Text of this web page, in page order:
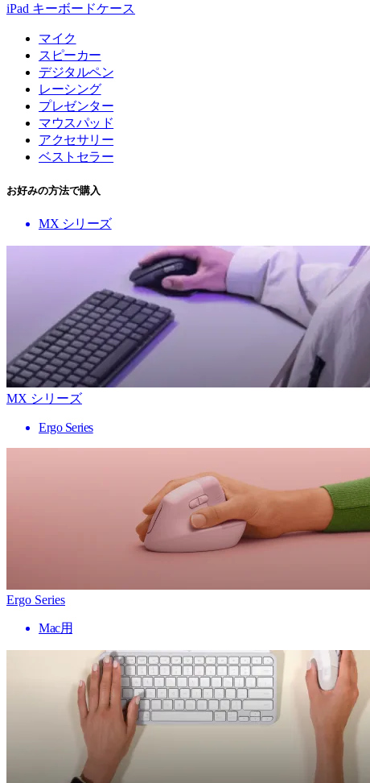
iPad キーボードケース
マイク
スピーカー
デジタルペン
レーシング
プレゼンター
マウスパッド
アクセサリー
ベストセラー
お好みの方法で購入
MX シリーズ
MX シリーズ
Ergo Series
Ergo Series
Mac用